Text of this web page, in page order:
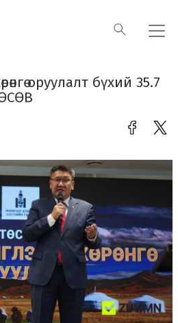
оруулалт бүхий 35.7